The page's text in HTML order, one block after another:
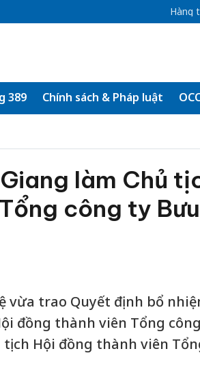
Hàng
389 Chính sách & Pháp luật
làm Chủ
công ty Bưu
vừa trao Quyết định bổ
đồng thành viên Tổng
Hội đồng thành viên